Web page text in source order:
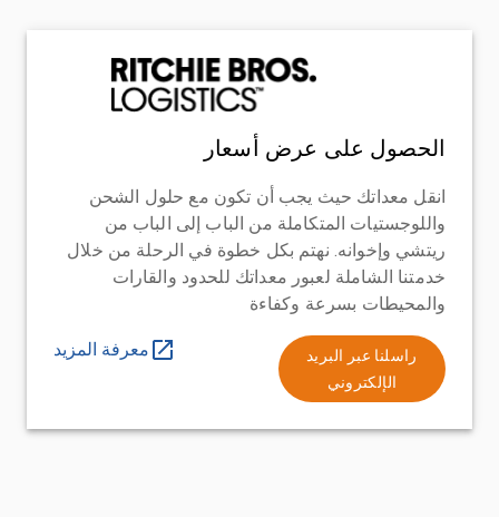
الحصول على عرض أسعار
انقل معداتك حيث يجب أن تكون مع حلول الشحن
واللوجستيات المتكاملة من الباب إلى الباب من
ريتشي وإخوانه. نهتم بكل خطوة في الرحلة من خلال
خدمتنا الشاملة لعبور معداتك للحدود والقارات
والمحيطات بسرعة وكفاءة
راسلنا عبر البريد
الإلكتروني
معرفة المزيد